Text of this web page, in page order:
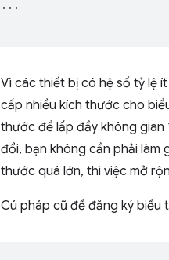
...
Vì các thiết bị có hệ số tỷ lệ
cấp nhiều kích thước cho
thước để lấp đầy không gian
đổi, bạn không cần phải làm
thước quá lớn, thì việc mở
Cú pháp cũ để đăng ký